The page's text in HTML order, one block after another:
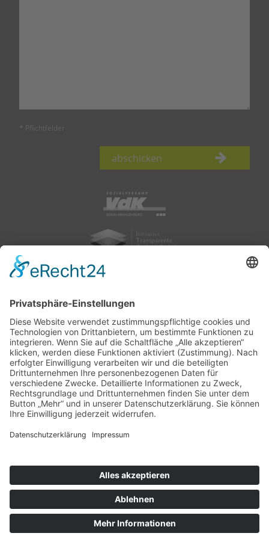
* Pflichtfelder
abschicken
Impressum|Datenschutz
Ihnen gefällt, was Sie lesen?
Dann teilen Sie es mit anderen!